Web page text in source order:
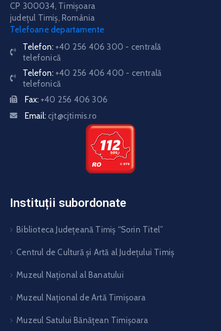
CP 300034, Timişoara
judeţul Timiş, România
Telefoane departamente
Telefon: +40 256 406 300 - centrală
telefonică
Telefon: +40 256 406 400 - centrală
telefonică
Fax: +40 256 406 306
Email: cjt@cjtimis.ro
Instituții subordonate
Biblioteca Judeţeană Timiş “Sorin Titel”
Centrul de Cultură şi Artă al Judeţului Timiş
Muzeul Național al Banatului
Muzeul Național de Artă Timişoara
Muzeul Satului Bănăţean Timişoara